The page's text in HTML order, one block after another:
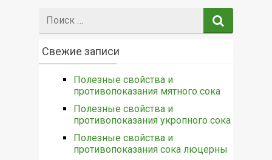
Свежие записи
Полезные свойства и
противопоказания мятного сока
Полезные свойства и
противопоказания укропного сока
Полезные свойства и
противопоказания сока люцерны